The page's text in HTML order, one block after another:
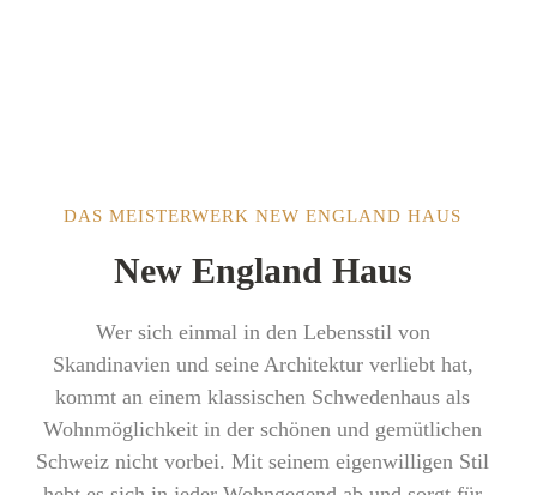
DAS MEISTERWERK NEW ENGLAND HAUS
New England Haus
Wer sich einmal in den Lebensstil von
Skandinavien und seine Architektur verliebt hat,
kommt an einem klassischen Schwedenhaus als
Wohnmöglichkeit in der schönen und gemütlichen
Schweiz nicht vorbei. Mit seinem eigenwilligen Stil